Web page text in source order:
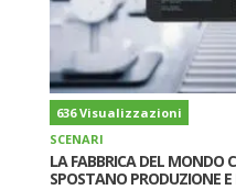
636 Visualizzazioni
SCENARI
LA FABBRICA DEL MONDO
SPOSTANO PRODUZIONE